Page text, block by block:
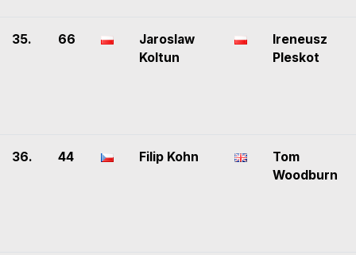
35. 66
Jaroslaw
Koltun
Ireneusz
Pleskot
36. 44 Filip Kohn
Tom
Woodburn